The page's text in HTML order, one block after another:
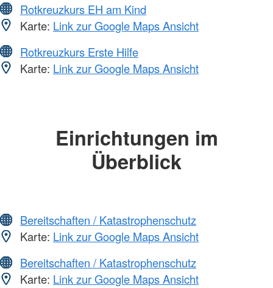
Rotkreuzkurs EH am Kind
Karte: Link zur Google Maps Ansicht
Rotkreuzkurs Erste Hilfe
Karte: Link zur Google Maps Ansicht
Einrichtungen im
Überblick
Bereitschaften / Katastrophenschutz
Karte: Link zur Google Maps Ansicht
Bereitschaften / Katastrophenschutz
Karte: Link zur Google Maps Ansicht